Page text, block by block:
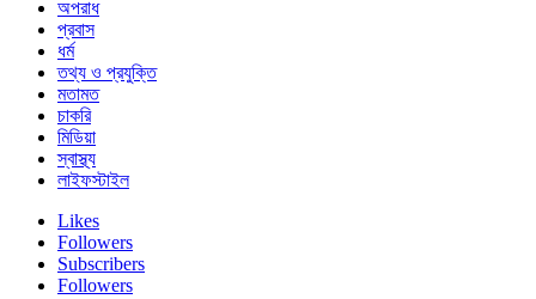
অপরাধ
প্রবাস
ধর্ম
তথ্য ও প্রযুক্তি
মতামত
চাকরি
মিডিয়া
স্বাস্থ্য
লাইফস্টাইল
Likes
Followers
Subscribers
Followers